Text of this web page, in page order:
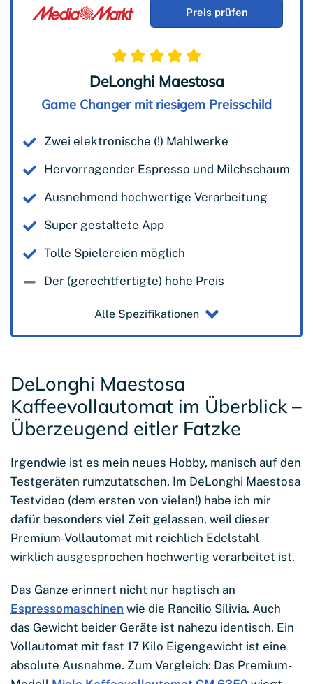
DeLonghi Maestosa
Game Changer mit riesigem Preisschild
Zwei elektronische (!) Mahlwerke
Hervorragender Espresso und Milchschaum
Ausnehmend hochwertige Verarbeitung
Super gestaltete App
Tolle Spielereien möglich
Der (gerechtfertigte) hohe Preis
Preis prüfen
Alle Spezifikationen
DeLonghi Maestosa
Kaffeevollautomat im Überblick –
Überzeugend eitler Fatzke
Irgendwie ist es mein neues Hobby, manisch auf den
Testgeräten rumzutatschen. Im DeLonghi Maestosa
Testvideo (dem ersten von vielen!) habe ich mir
dafür besonders viel Zeit gelassen, weil dieser
Premium-Vollautomat mit reichlich Edelstahl
wirklich ausgesprochen hochwertig verarbeitet ist.
Das Ganze erinnert nicht nur haptisch an
Espressomaschinen wie die Rancilio Silivia. Auch
das Gewicht beider Geräte ist nahezu identisch. Ein
Vollautomat mit fast 17 Kilo Eigengewicht ist eine
absolute Ausnahme. Zum Vergleich: Das Premium-